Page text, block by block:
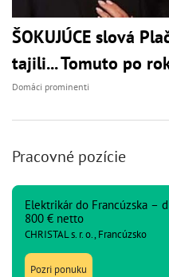
ŠOKUJÚCE slová
tajili... Tomuto po
Domáci prominenti
Pracovné pozície
Elektrikár do Francúzska –
800 € netto
CHRISTAL s. r. o., Francúzsko
Pozri ponuku